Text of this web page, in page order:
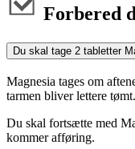
Forbered
Du skal tage 2 tabletter
Magnesia tages om
tarmen bliver lettere tømt.
Du skal fortsætte med
kommer afføring.